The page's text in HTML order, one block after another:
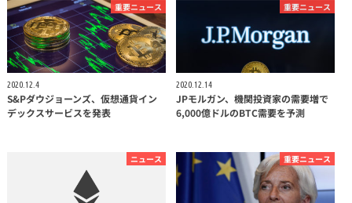
重要ニュース
2020.12.4
S&Pダウジョーンズ、仮想通貨イン
デックスサービスを発表
重要ニュース
2020.12.14
JPモルガン、機関投資家の需要増で
6,000億ドルのBTC需要を予測
ニュース 重要ニュース